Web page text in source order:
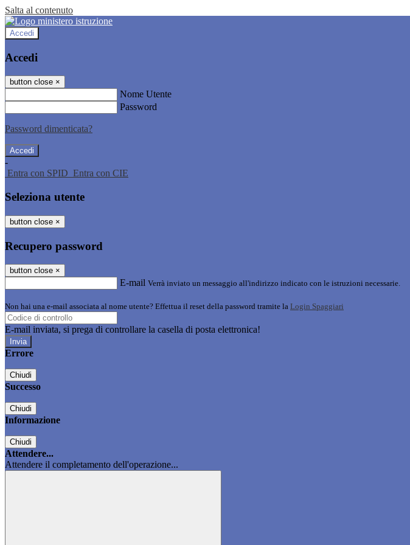
Salta al contenuto
Accedi
Accedi
button close ×
Nome Utente
Password
Password dimenticata?
-
Entra con SPID Entra con CIE
Seleziona utente
button close ×
Recupero password
button close ×
E-mail Verrà inviato un messaggio all'indirizzo indicato con le istruzioni necessarie.
Non hai una e-mail associata al nome utente? Effettua il reset della password tramite la Login Spaggiari
E-mail inviata, si prega di controllare la casella di posta elettronica!
Errore
Chiudi
Successo
Chiudi
Informazione
Chiudi
Attendere...
Attendere il completamento dell'operazione...